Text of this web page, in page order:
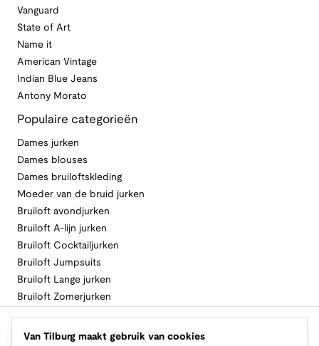
Vanguard
State of Art
Name it
American Vintage
Indian Blue Jeans
Antony Morato
Populaire categorieën
Dames jurken
Dames blouses
Dames bruiloftskleding
Moeder van de bruid jurken
Bruiloft avondjurken
Bruiloft A-lijn jurken
Bruiloft Cocktailjurken
Bruiloft Jumpsuits
Bruiloft Lange jurken
Bruiloft Zomerjurken
Volg Van Tilburg
Van Tilburg maakt gebruik van cookies